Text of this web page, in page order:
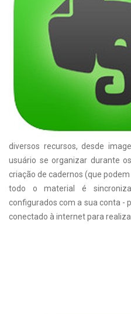
diversos recursos, desde
usuário se organizar durante
criação de cadernos (que
todo o material é
configurados com a sua conta -
conectado à internet para